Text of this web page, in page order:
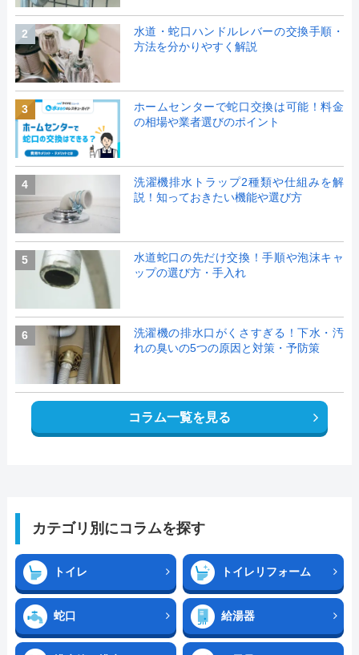
2
水道・蛇口ハンドルレバーの交換手順・
方法を分かりやすく解説
3
ホームセンターで蛇口交換は可能！料金
の相場や業者選びのポイント
4
洗濯機排水トラップ2種類や仕組みを解
説！知っておきたい機能や選び方
5
水道蛇口の先だけ交換！手順や泡沫キャ
ップの選び方・手入れ
6
洗濯機の排水口がくさすぎる！下水・汚
れの臭いの5つの原因と対策・予防策
コラム一覧を見る
カテゴリ別にコラムを探す
トイレ トイレリフォーム
蛇口 給湯器